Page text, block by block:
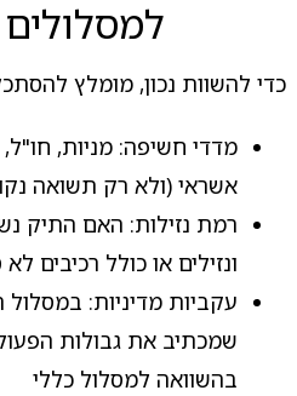
כדי להשוות נכון, מומלץ
מדדי חשיפה: מניות,
אשראי (ולא רק תשואה
רמת נזילות: האם התיק
ונזילים או כולל רכיבים
עקביות מדיניות:
שמכתיב את גבולות
בהשוואה למסלול כללי